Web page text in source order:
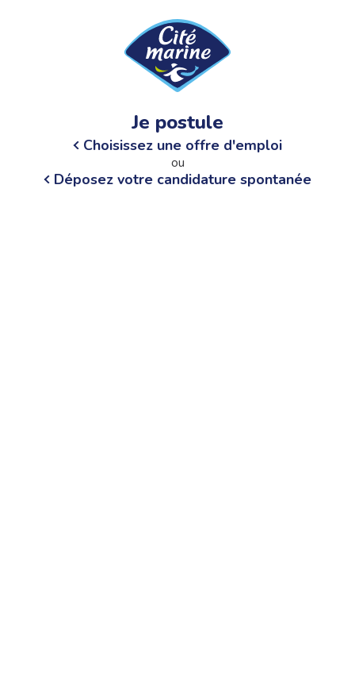
Je postule
Choisissez une offre d'emploi
ou
Déposez votre candidature spontanée